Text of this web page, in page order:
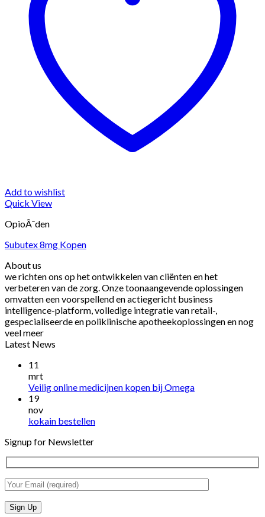
Add to wishlist
Quick View
OpioÃ¯den
Subutex 8mg Kopen
About us
we richten ons op het ontwikkelen van cliënten en het
verbeteren van de zorg. Onze toonaangevende oplossingen
omvatten een voorspellend en actiegericht business
intelligence-platform, volledige integratie van retail-,
gespecialiseerde en poliklinische apotheekoplossingen en nog
veel meer
Latest News
11
mrt
Veilig online medicijnen kopen bij Omega
19
nov
kokain bestellen
Signup for Newsletter